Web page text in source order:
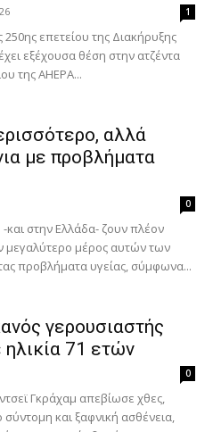
1
επετείου της Διακήρυξης
εξέχουσα θέση στην ατζέντα
της AHEPA...
αλλά
με προβλήματα
0
στην Ελλάδα- ζουν πλέον
μέρος αυτών των
προβλήματα υγείας, σύμφωνα...
γερουσιαστής
71 ετών
0
Γκράχαμ απεβίωσε χθες,
και ξαφνική ασθένεια,